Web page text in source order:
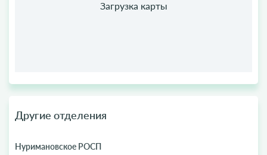
Другие отделения
Нуримановское РОСП